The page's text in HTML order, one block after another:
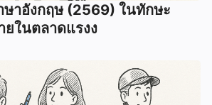
าอังกฤษ (2569) ในทักษะ
ยในตลาดแรงง